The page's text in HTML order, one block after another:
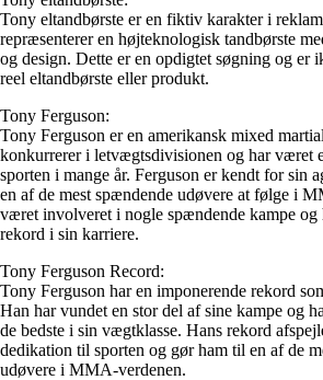
Tony eltandbørste er en fiktiv karakter i
repræsenterer en højteknologisk tandbørste
og design. Dette er en opdigtet søgning og er
reel eltandbørste eller produkt.
Tony Ferguson:
Tony Ferguson er en amerikansk mixed
konkurrerer i letvægtsdivisionen og har været
sporten i mange år. Ferguson er kendt for sin
en af ​​de mest spændende udøvere at følge i
været involveret i nogle spændende kampe og
rekord i sin karriere.
Tony Ferguson Record:
Tony Ferguson har en imponerende rekord
Han har vundet en stor del af sine kampe og
de bedste i sin vægtklasse. Hans rekord
dedikation til sporten og gør ham til en af ​​de
udøvere i MMA-verdenen.